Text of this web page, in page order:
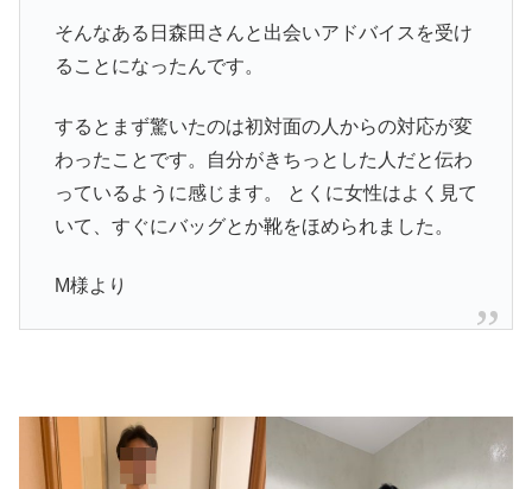
そんなある日森田さんと出会いアドバイスを受け
ることになったんです。
するとまず驚いたのは初対面の人からの対応が変
わったことです。自分がきちっとした人だと伝わ
っているように感じます。 とくに女性はよく見て
いて、すぐにバッグとか靴をほめられました。
M様より